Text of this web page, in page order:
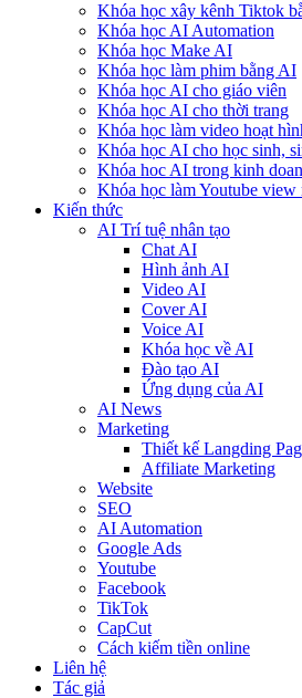
Khóa học xây kênh Tiktok
Khóa học AI Automation
Khóa học Make AI
Khóa học làm phim bằng AI
Khóa học AI cho giáo viên
Khóa học AI cho thời trang
Khóa học làm video hoạt
Khóa học AI cho học sinh,
Khóa hoc AI trong kinh
Khóa học làm Youtube view
Kiến thức
AI Trí tuệ nhân tạo
Chat AI
Hình ảnh AI
Video AI
Cover AI
Voice AI
Khóa học về AI
Đào tạo AI
Ứng dụng của AI
AI News
Marketing
Thiết kế Langding
Affiliate Marketing
Website
SEO
AI Automation
Google Ads
Youtube
Facebook
TikTok
CapCut
Cách kiếm tiền online
Liên hệ
Tác giả